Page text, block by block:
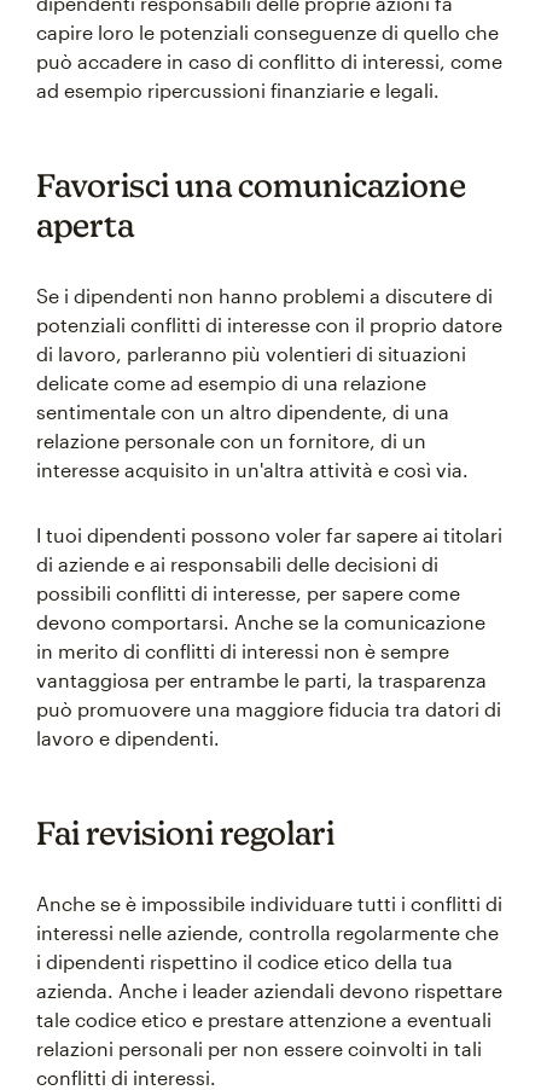
capire loro le potenziali conseguenze di quello che
può accadere in caso di conflitto di interessi, come
ad esempio ripercussioni finanziarie e legali.
Favorisci una comunicazione
aperta
Se i dipendenti non hanno problemi a discutere di
potenziali conflitti di interesse con il proprio datore
di lavoro, parleranno più volentieri di situazioni
delicate come ad esempio di una relazione
sentimentale con un altro dipendente, di una
relazione personale con un fornitore, di un
interesse acquisito in un'altra attività e così via.
I tuoi dipendenti possono voler far sapere ai titolari
di aziende e ai responsabili delle decisioni di
possibili conflitti di interesse, per sapere come
devono comportarsi. Anche se la comunicazione
in merito di conflitti di interessi non è sempre
vantaggiosa per entrambe le parti, la trasparenza
può promuovere una maggiore fiducia tra datori di
lavoro e dipendenti.
Fai revisioni regolari
Anche se è impossibile individuare tutti i conflitti di
interessi nelle aziende, controlla regolarmente che
i dipendenti rispettino il codice etico della tua
azienda. Anche i leader aziendali devono rispettare
tale codice etico e prestare attenzione a eventuali
relazioni personali per non essere coinvolti in tali
conflitti di interessi.